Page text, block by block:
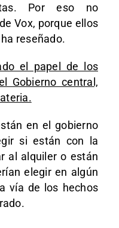
Por eso no
Vox, porque ellos
reseñado.
el papel de los
Gobierno central,
en el gobierno
si están con la
al alquiler o están
elegir en algún
vía de los hechos